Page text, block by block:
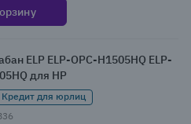
ELP ELP-OPC-H1505HQ ELP-
для HP
Кредит для юрлиц